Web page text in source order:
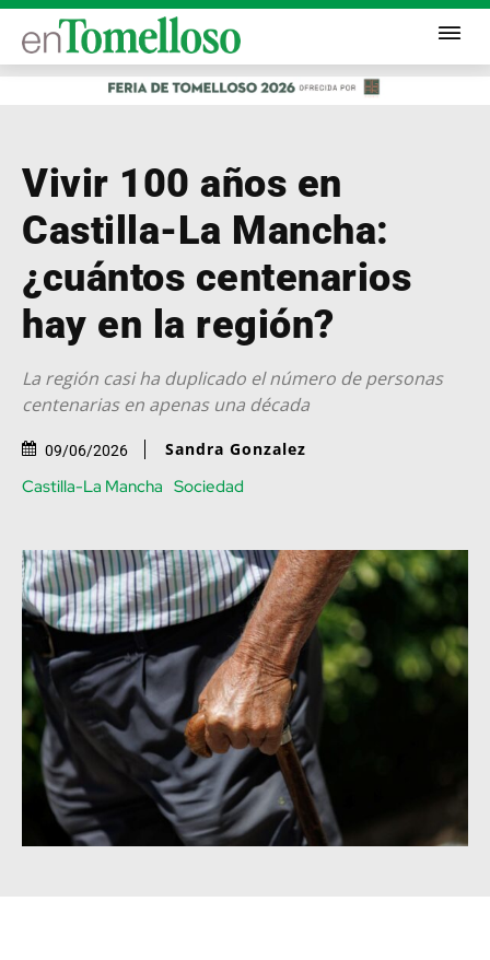
Vivir 100 años en
Castilla-La Mancha:
¿cuántos centenarios
hay en la región?
La región casi ha duplicado el número de personas
centenarias en apenas una década
09/06/2026 Sandra Gonzalez
Castilla-La Mancha Sociedad